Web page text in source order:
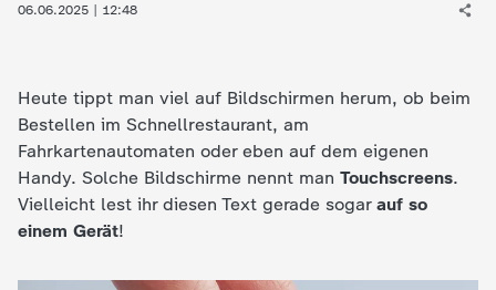
d
06.06.2025 | 12:48
Heute tippt man viel auf Bildschirmen herum, ob beim
Bestellen im Schnellrestaurant, am
Fahrkartenautomaten oder eben auf dem eigenen
Handy. Solche Bildschirme nennt man Touchscreens.
Vielleicht lest ihr diesen Text gerade sogar auf so
einem Gerät!